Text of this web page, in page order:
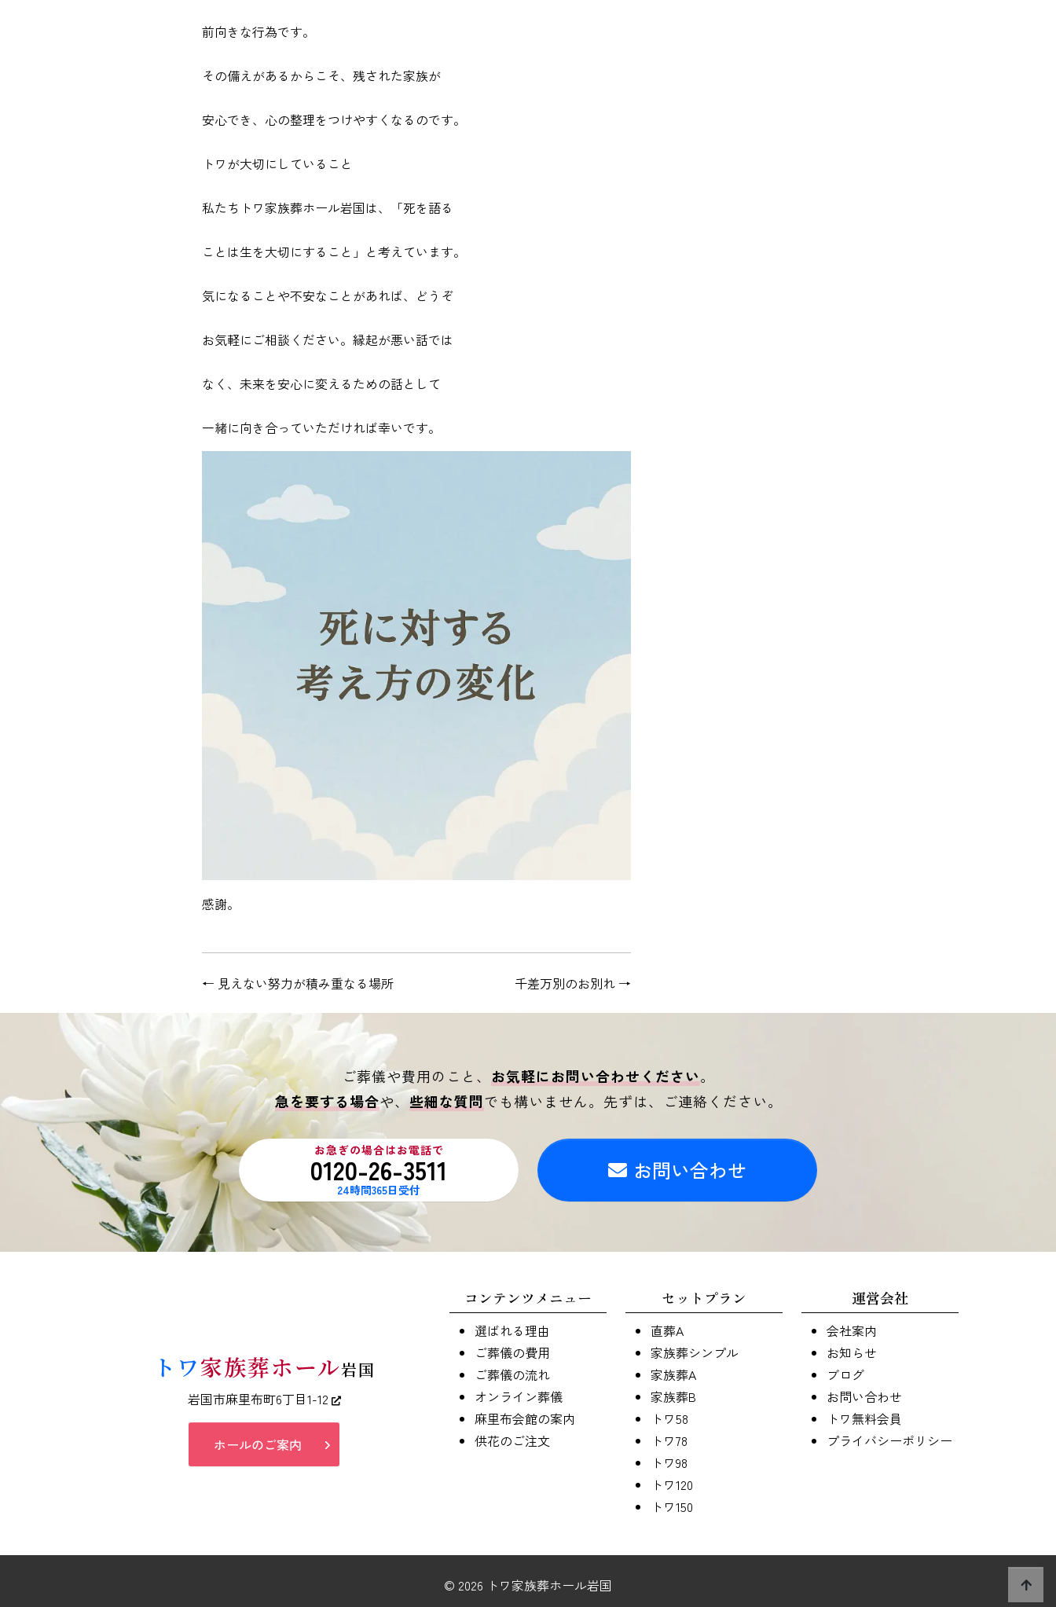
前向きな行為です。
その備えがあるからこそ、残された家族が
安心でき、心の整理をつけやすくなるのです。
トワが大切にしていること
私たちトワ家族葬ホール岩国は、「死を語る
ことは生を大切にすること」と考えています。
気になることや不安なことがあれば、どうぞ
お気軽にご相談ください。縁起が悪い話では
なく、未来を安心に変えるための話として
一緒に向き合っていただければ幸いです。
感謝。
← 見えない努力が積み重なる場所 千差万別のお別れ →
ご葬儀や費用のこと、 お気軽にお問い合わせください。
急を要する場合や、些細な質問でも構いません。 先ずは、ご連絡ください。
お急ぎの場合はお電話で
0120-26-3511
24時間365日受付
お問い合わせ
トワ家族葬ホール岩国
岩国市麻里布町6丁目1-12
ホールのご案内
コンテンツメニュー
選ばれる理由
ご葬儀の費用
ご葬儀の流れ
オンライン葬儀
麻里布会館の案内
供花のご注文
セットプラン
直葬A
家族葬シンプル
家族葬A
家族葬B
トワ58
トワ78
トワ98
トワ120
トワ150
運営会社
会社案内
お知らせ
ブログ
お問い合わせ
トワ無料会員
プライバシーポリシー
© 2026 トワ家族葬ホール岩国